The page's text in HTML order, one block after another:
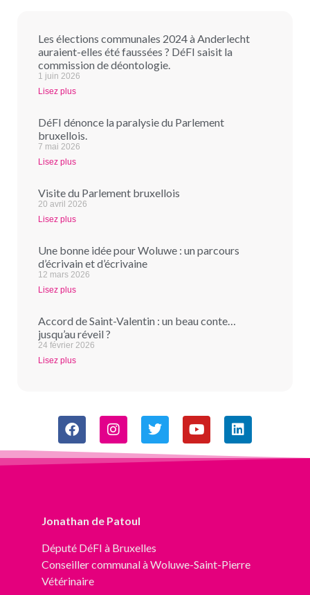
Les élections communales 2024 à Anderlecht
auraient-elles été faussées ? DéFI saisit la
commission de déontologie.
1 juin 2026
Lisez plus
DéFI dénonce la paralysie du Parlement
bruxellois.
7 mai 2026
Lisez plus
Visite du Parlement bruxellois
20 avril 2026
Lisez plus
Une bonne idée pour Woluwe : un parcours
d’écrivain et d’écrivaine
12 mars 2026
Lisez plus
Accord de Saint-Valentin : un beau conte…
jusqu’au réveil ?
24 février 2026
Lisez plus
Jonathan de Patoul
Député DéFI à Bruxelles
Conseiller communal à Woluwe-Saint-Pierre
Vétérinaire